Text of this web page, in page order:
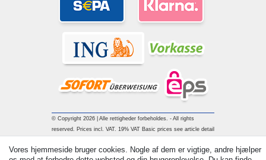
© Copyright 2026 | Alle rettigheder forbeholdes. - All rights
reserved. Prices incl. VAT. 19% VAT Basic prices see article detail
Vores hjemmeside bruger cookies. Nogle af dem er vigtige, andre hjælper